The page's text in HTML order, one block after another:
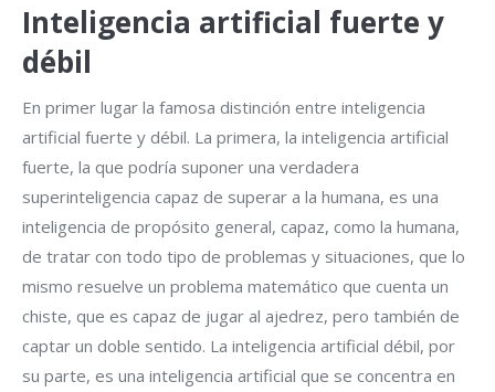
Inteligencia artificial fuerte y
débil
En primer lugar la famosa distinción entre inteligencia
artificial fuerte y débil. La primera, la inteligencia artificial
fuerte, la que podría suponer una verdadera
superinteligencia capaz de superar a la humana, es una
inteligencia de propósito general, capaz, como la humana,
de tratar con todo tipo de problemas y situaciones, que lo
mismo resuelve un problema matemático que cuenta un
chiste, que es capaz de jugar al ajedrez, pero también de
captar un doble sentido. La inteligencia artificial débil, por
su parte, es una inteligencia artificial que se concentra en